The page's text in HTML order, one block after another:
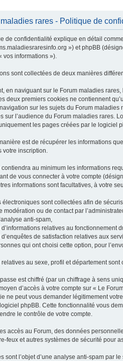
maladies rares - Politique de
de confidentialité explique en détail
») et phpBB
vos informations »).
sont collectées de deux manières
en naviguant sur le Forum maladies
deux premiers cookies ne contiennent
sur les sujets du Forum
sur l’audience du Forum maladies rares.
les pages créées par le logiciel
est de récupérer les informations
votre inscription.
contiendra au minimum les informations
de vous connecter à votre compte
informations sont facultatives, à votre
électroniques sont collectées afin de
modération ou de contact par
anti-spam,
d’informations relatives au fonctionnement
d’enquêtes de satisfaction relatives aux
qui ont choisi cette option, pour
relatives au sexe, profil et département
est chiffré (par un chiffrage à sens
d’accès à votre compte sur « Le
ne peut vous demander légitimement
phpBB. Cette fonctionnalité vous
le contrôle de votre compte.
accès au Forum, des données
feux et autres systèmes de sécurité pour
sont l’objet d’une analyse anti-spam par